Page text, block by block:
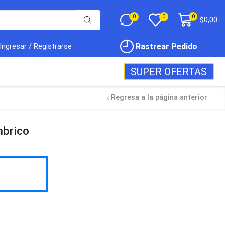
0 0 0 $0,00
Ingresar / Registrarse Rastrear Pedido
SUPER OFERTAS
Regresa a la página anterior